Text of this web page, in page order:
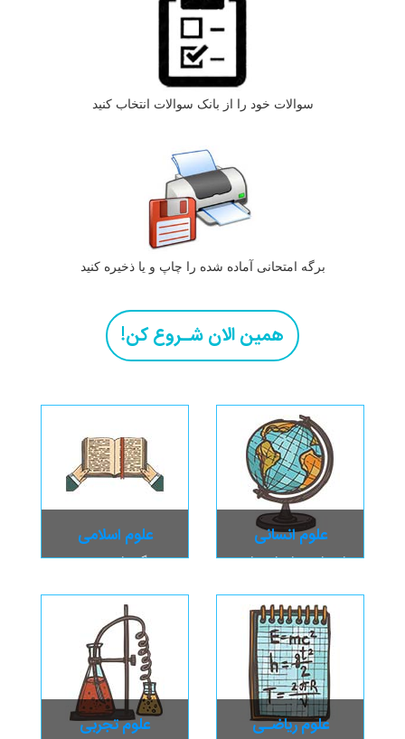
سوالات خود را از بانک سوالات انتخاب کنید
برگه امتحانی آماده شده را چاپ و یا ذخیره کنید
همین الان شـروع کن!
علوم اسلامی
زندگی نامه معصومین،
دین و زندگی
علوم انسانی
اجتماعی ، ادبیات، تاریخ
علوم تجربی علوم ریاضـی